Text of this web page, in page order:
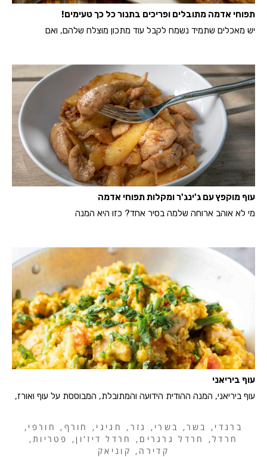
תפוחי אדמה מתובלים ופריכים בתנור כל כך טעימים!
יש מאכלים שתמיד נשמח לקבל עוד מתכון מוצלח שלהם, ואם
עוף מוקפץ עם ג'ינג'ר ומקלות תפוחי אדמה
מי לא אוהב ארוחה שלמה בסיר אחד? כזו היא המנה
עוף ביריאני
עוף ביריאני, המנה ההודית הידועה והמתובלת, המבוססת על עוף ואורז,
ברנדי , בשר, בשרי , גזר , חגיגי , חורף , חורפי ,
חרדל, חרדל גרגרים , חרדל דיז'ון, פטריות ,
קדירה , קוניאק